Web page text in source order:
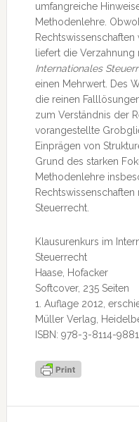
umfangreiche
Methodenlehre.
liefert die
Internationales
einen Mehrwert. Des
die reinen
zum Verständnis der
vorangestellte
Einprägen von
Grund des starken
Methodenlehre
Steuerrecht.
Klausurenkurs im
Steuerrecht
Haase, Hofacker
Softcover, 235 Seiten
1. Auflage 2012,
Müller Verlag,
ISBN: 978-3-8114-